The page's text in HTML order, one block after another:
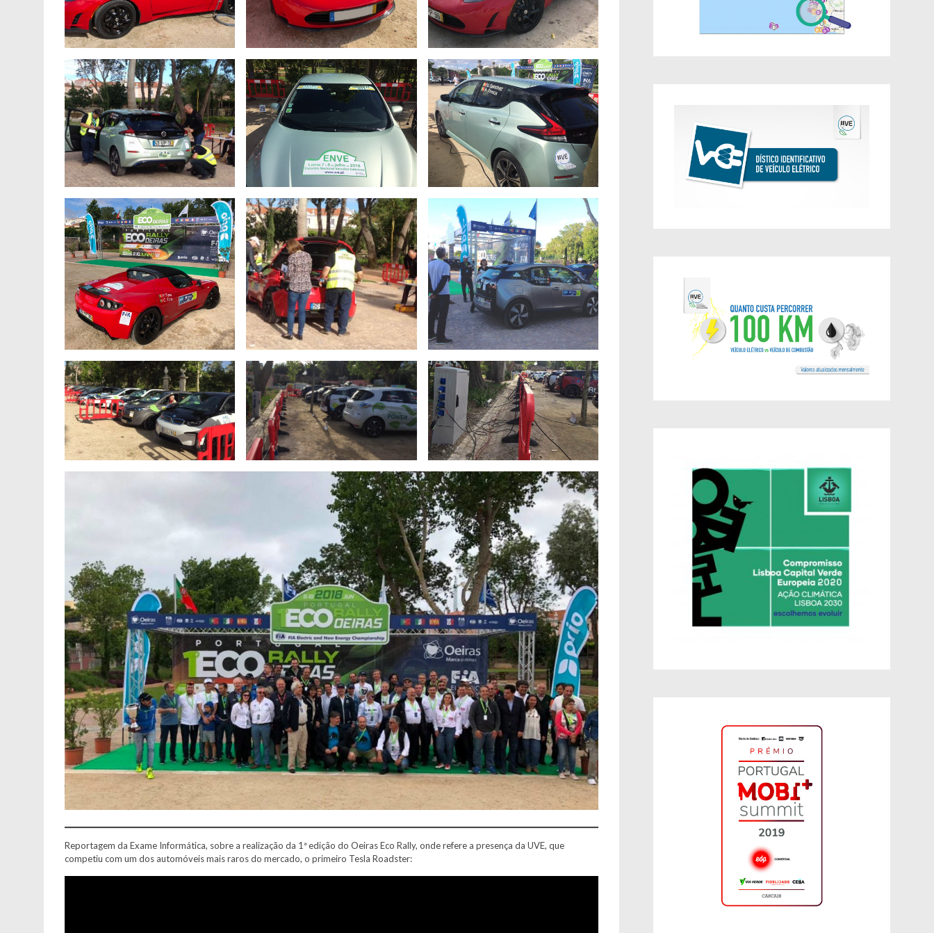
Reportagem da Exame Informática, sobre a realização da 1ª edição do Oeiras Eco Rally, onde refere a presença da UVE, que
competiu com um dos automóveis mais raros do mercado, o primeiro Tesla Roadster: